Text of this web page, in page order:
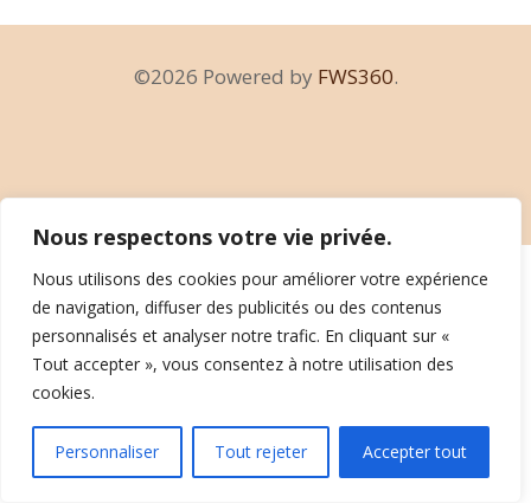
Nous respectons votre vie privée.
Nous utilisons des cookies pour améliorer votre expérience
de navigation, diffuser des publicités ou des contenus
personnalisés et analyser notre trafic. En cliquant sur «
Tout accepter », vous consentez à notre utilisation des
cookies.
Personnaliser Tout rejeter Accepter tout
©2026 Powered by FWS360.